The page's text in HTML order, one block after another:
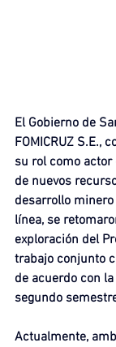
El Gobierno de
FOMICRUZ S.E.,
su rol como
de nuevos
desarrollo
línea, se
exploración del
trabajo conjunto
de acuerdo con
segundo
Actualmente,